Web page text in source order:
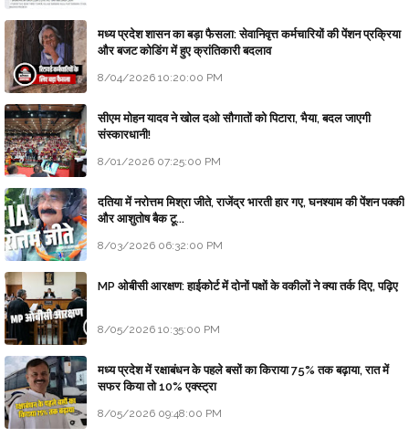
मध्य प्रदेश शासन का बड़ा फैसला: सेवानिवृत्त कर्मचारियों की पेंशन प्रक्रिया
और बजट कोडिंग में हुए क्रांतिकारी बदलाव
8/04/2026 10:20:00 PM
सीएम मोहन यादव ने खोल दओ सौगातों को पिटारा, भैया, बदल जाएगी
संस्कारधानी!
8/01/2026 07:25:00 PM
दतिया में नरोत्तम मिश्रा जीते, राजेंद्र भारती हार गए, घनश्याम की पेंशन पक्की
और आशुतोष बैक टू...
8/03/2026 06:32:00 PM
MP ओबीसी आरक्षण: हाईकोर्ट में दोनों पक्षों के वकीलों ने क्या तर्क दिए, पढ़िए
8/05/2026 10:35:00 PM
मध्य प्रदेश में रक्षाबंधन के पहले बसों का किराया 75% तक बढ़ाया, रात में
सफर किया तो 10% एक्स्ट्रा
8/05/2026 09:48:00 PM